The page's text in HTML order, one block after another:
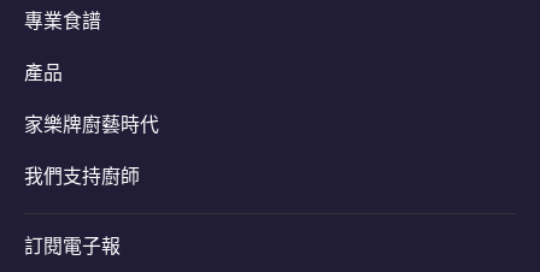
專業食譜
產品
家樂牌廚藝時代
我們支持廚師
訂閱電子報